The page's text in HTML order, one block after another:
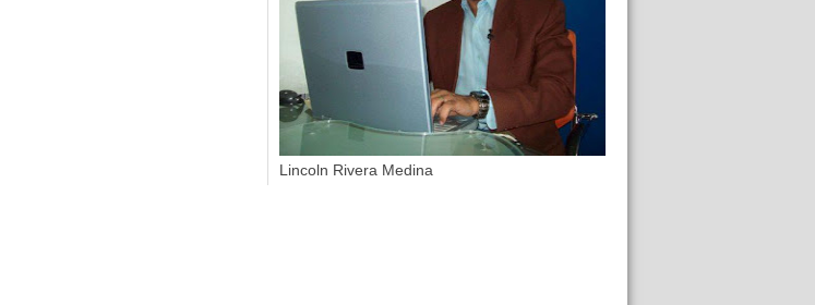
Lincoln Rivera Medina